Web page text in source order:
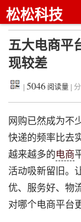
松松科技
五大电商平
现较差
|5046 阅读量 |
网购已然成为不
快递的频率比去
越来越多的电商
活动吸新留旧。
优、服务好、物
对哪个电商平台